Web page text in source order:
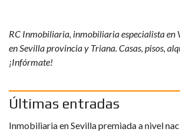
RC Inmobiliaria, inmobiliaria especialista en
en Sevilla provincia y Triana. Casas, pisos,
¡Infórmate!
Últimas entradas
Inmobiliaria en Sevilla premiada a nivel